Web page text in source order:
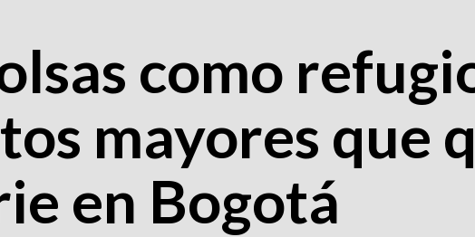
como
mayores que
en Bogotá